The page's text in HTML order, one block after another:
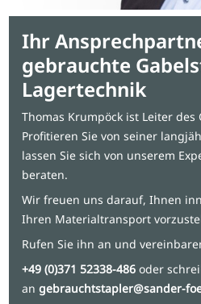
Ihr
gebrauchte
Lagertechnik
Thomas Krumpöck ist Leiter
Profitieren Sie von seiner
lassen Sie sich von unserem
beraten.
Wir freuen uns darauf, Ihnen
Ihren Materialtransport
Rufen Sie ihn an und
+49 (0)371 52338-486 oder
angebrauchtstapler@sander-